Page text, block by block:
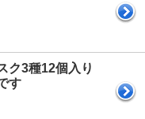
ク3種12個入り
す